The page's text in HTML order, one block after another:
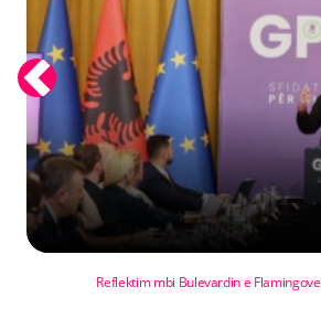
Reflektim mbi Bulevardin e Flamingove
Previous